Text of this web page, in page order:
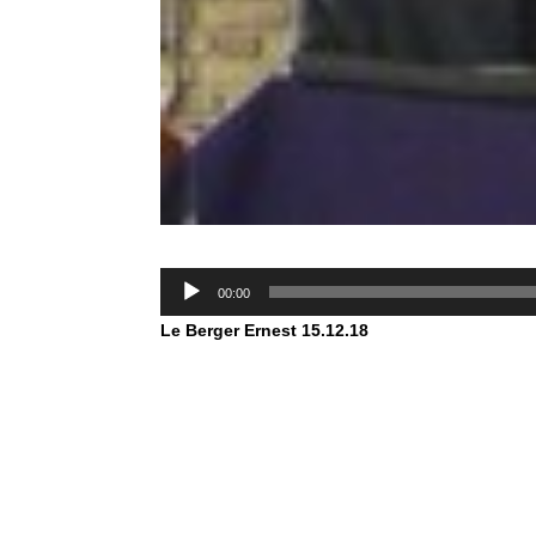
Lecteur
00:00
Le Berger Ernest 15.12.18